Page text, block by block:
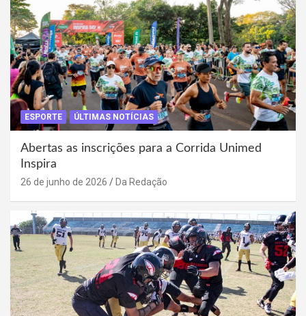
ESPORTE ÚLTIMAS NOTÍCIAS
Abertas as inscrições para a Corrida Unimed
Inspira
26 de junho de 2026 Da Redação